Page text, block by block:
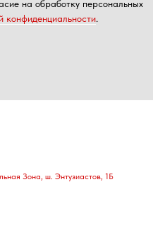
Зона, ш. Энтузиастов, 1Б